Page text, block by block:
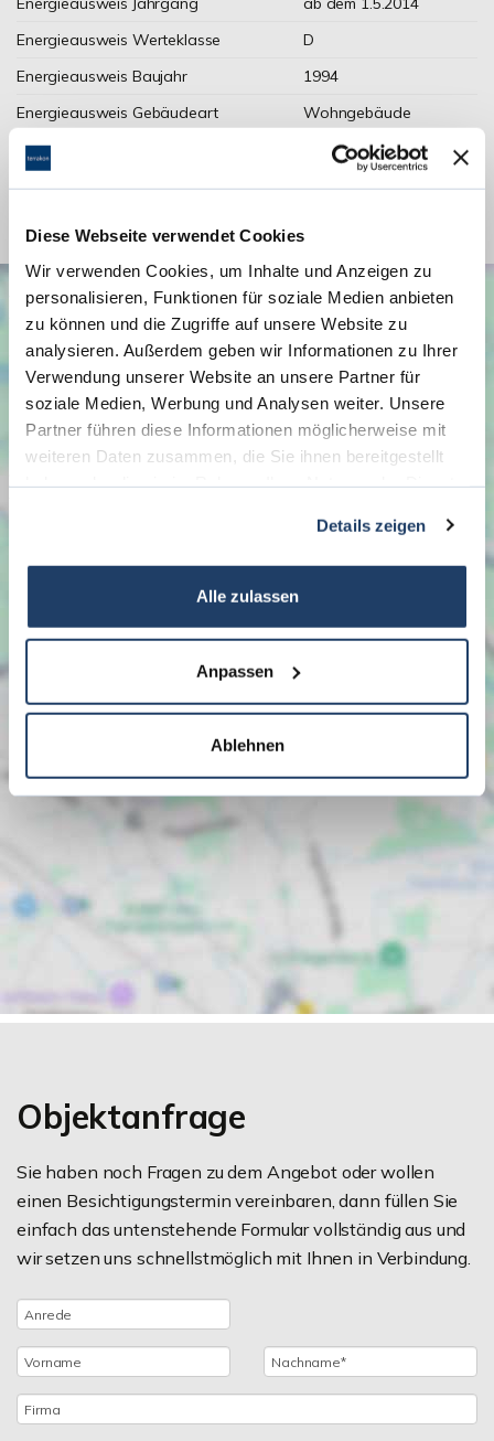
Diese Webseite verwendet Cookies
Wir verwenden Cookies, um Inhalte und Anzeigen zu
personalisieren, Funktionen für soziale Medien anbieten
zu können und die Zugriffe auf unsere Website zu
analysieren. Außerdem geben wir Informationen zu Ihrer
Verwendung unserer Website an unsere Partner für
soziale Medien, Werbung und Analysen weiter. Unsere
Partner führen diese Informationen möglicherweise mit
weiteren Daten zusammen, die Sie ihnen bereitgestellt
Details zeigen
Alle zulassen
Anpassen
Ablehnen
Energieausweis Werteklasse
D
Energieausweis Baujahr
1994
Energieausweis Gebäudeart
Wohngebäude
Heizung
Zentralheizung
Befeuerung
Gas
Objektanfrage
Sie haben noch Fragen zu dem Angebot oder wollen
einen Besichtigungstermin vereinbaren, dann füllen Sie
einfach das untenstehende Formular vollständig aus und
wir setzen uns schnellstmöglich mit Ihnen in Verbindung.